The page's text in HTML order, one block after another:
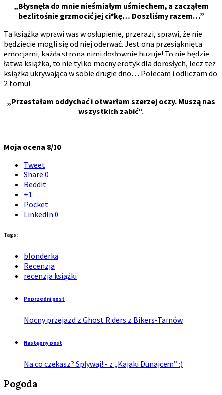
„Błysnęła do mnie nieśmiałym uśmiechem, a zacząłem
bezlitośnie grzmocić jej ci*kę… Doszliśmy razem…”
Ta książka wprawi was w osłupienie, przerazi, sprawi, że nie
będziecie mogli się od niej oderwać. Jest ona przesiąknięta
emocjami, każda strona nimi dosłownie buzuje! To nie będzie
łatwa książka, to nie tylko mocny erotyk dla dorosłych, lecz też
książka ukrywająca w sobie drugie dno… Polecam i odliczam do
2 tomu!
„Przestałam oddychać i otwarłam szerzej oczy. Muszą nas
wszystkich zabić”.
Moja ocena 8/10
Tweet
Share 0
Reddit
+1
Pocket
LinkedIn 0
Tags:
blonderka
Recenzja
recenzja książki
Poprzedni post
Nocny przejazd z Ghost Riders z Bikers-Tarnów
Następny post
Na co czekasz? Spływaj! - z „Kajaki Dunajcem” :)
Pogoda